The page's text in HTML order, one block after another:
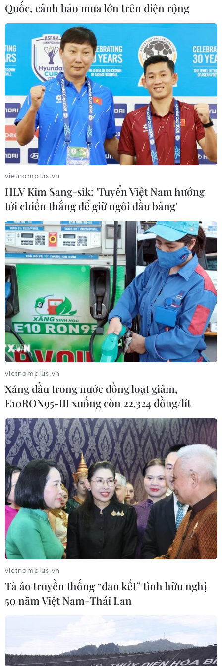
#Hy Lạp #Thổ Nhĩ Kỳ
#Tranh chấp lãnh thổ
#sông Evros
#Maritsa #Trầm tích
Hy Lạp
Thổ Nhĩ Kỳ
Theo dõi VietnamPlus
TIN LIÊN QUAN
Va chạm giữa tàu Hy Lạp và Thổ Nhĩ Kỳ
trên Biển Aegean
04/05/2018 12:13
Hy Lạp ngày 4/5 cho biết đã xảy ra va chạm giữa một
tàu chiến của nước này và một tàu thương mại của Thổ
Nhĩ Kỳ trên Biển Aegean.
Quốc, cảnh báo mưa lớn trên diện rộng
vietnamplus.vn
HLV Kim Sang-sik: 'Tuyển Việt Nam hướng
tới chiến thắng để giữ ngôi đầu bảng'
vietnamplus.vn
Xăng dầu trong nước đồng loạt giảm,
E10RON95-III xuống còn 22.324 đồng/lít
vietnamplus.vn
Tà áo truyền thống “đan kết” tình hữu nghị
50 năm Việt Nam-Thái Lan